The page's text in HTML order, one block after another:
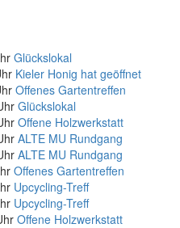
Glückslokal
Kieler Honig hat geöffnet
Offenes Gartentreffen
Glückslokal
Offene Holzwerkstatt
ALTE MU Rundgang
ALTE MU Rundgang
Offenes Gartentreffen
Upcycling-Treff
Upcycling-Treff
Offene Holzwerkstatt